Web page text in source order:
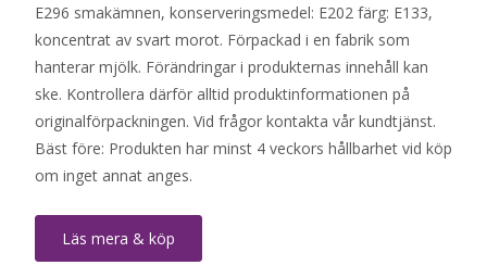
E296 smakämnen, konserveringsmedel: E202 färg: E133,
koncentrat av svart morot. Förpackad i en fabrik som
hanterar mjölk. Förändringar i produkternas innehåll kan
ske. Kontrollera därför alltid produktinformationen på
originalförpackningen. Vid frågor kontakta vår kundtjänst.
Bäst före: Produkten har minst 4 veckors hållbarhet vid köp
om inget annat anges.
Läs mera & köp